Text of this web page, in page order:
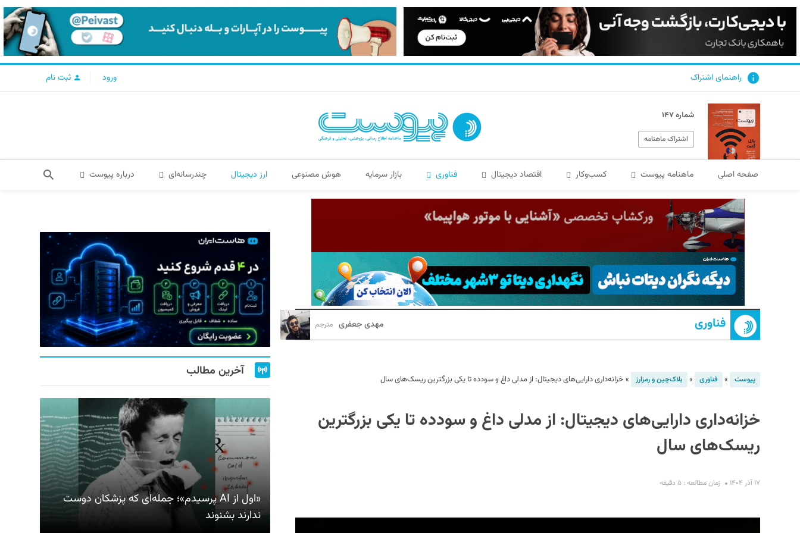
راهنمای اشتراک ورود ثبت نام
شماره ۱۴۷
اشتراک ماهنامه
صفحه اصلی ماهنامه پیوست کسب‌و‌کار اقتصاد دیجیتال فناوری بازار سرمایه هوش مصنوعی ارز دیجیتال چندرسانه‌ای درباره پیوست
فناوری مهدی جعفری مترجم
پیوست » فناوری » بلاک‌چین و رمزارز » خزانه‌داری دارایی‌های دیجیتال: از مدلی داغ و سودده تا یکی بزرگترین ریسک‌های سال
خزانه‌داری دارایی‌های دیجیتال: از مدلی داغ و سودده تا یکی بزرگترین
ریسک‌های سال
۱۷ آذر ۱۴۰۴ زمان مطالعه : ۵ دقیقه
آخرین مطالب
«اول از AI پرسیدم»؛ جمله‌ای که پزشکان دوست
ندارند بشنوند